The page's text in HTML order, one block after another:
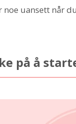
uansett når
på å